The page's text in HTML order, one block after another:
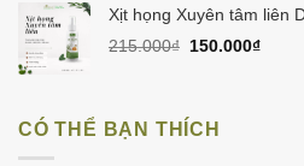
1.050.000₫.
là:
Xịt họng Xuyên tâm liên
215.000₫ Giá
150.000₫Giá
CÓ THỂ BẠN THÍCH